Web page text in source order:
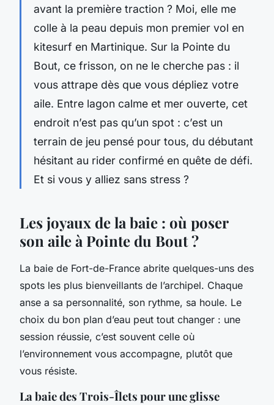
avant la première traction ? Moi, elle me
colle à la peau depuis mon premier vol en
kitesurf en Martinique. Sur la Pointe du
Bout, ce frisson, on ne le cherche pas : il
vous attrape dès que vous dépliez votre
aile. Entre lagon calme et mer ouverte, cet
endroit n’est pas qu’un spot : c’est un
terrain de jeu pensé pour tous, du débutant
hésitant au rider confirmé en quête de défi.
Et si vous y alliez sans stress ?
Les joyaux de la baie : où poser
son aile à Pointe du Bout ?
La baie de Fort-de-France abrite quelques-uns des
spots les plus bienveillants de l’archipel. Chaque
anse a sa personnalité, son rythme, sa houle. Le
choix du bon plan d’eau peut tout changer : une
session réussie, c’est souvent celle où
l’environnement vous accompagne, plutôt que
vous résiste.
La baie des Trois-Îlets pour une glisse